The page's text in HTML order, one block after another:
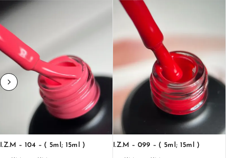
I.Z.M – 104 – ( 5ml; 15ml ) I.Z.M – 099 – ( 5ml; 15ml )